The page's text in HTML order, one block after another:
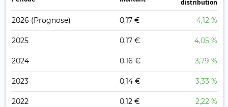
distribution
2026 (Prognose) 0,17 € 4,12 %
2025 0,17 € 4,05 %
2024 0,16 € 3,79 %
2023 0,14 € 3,33 %
2022 0,12 € 2,22 %